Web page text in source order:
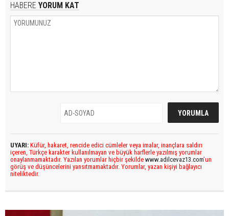
HABERE YORUM KAT
UYARI: Küfür, hakaret, rencide edici cümleler veya imalar, inançlara saldırı
içeren, Türkçe karakter kullanılmayan ve büyük harflerle yazılmış yorumlar
onaylanmamaktadır. Yazılan yorumlar hiçbir şekilde www.adilcevaz13.com’un
görüş ve düşüncelerini yansıtmamaktadır. Yorumlar, yazan kişiyi bağlayıcı
niteliktedir.